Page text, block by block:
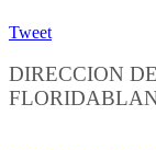
Tweet
DIRECCION